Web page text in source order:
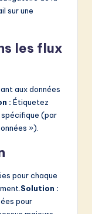
sur une
les flux
aux données
: Étiquetez
spécifique (par
»).
pour chaque
Solution :
pour